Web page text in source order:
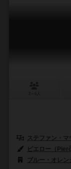
ステファン・
ピエロー（Pierô
ブルー・オレ